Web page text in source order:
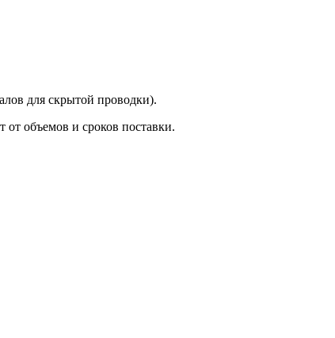
для скрытой проводки).
от объемов и сроков поставки.